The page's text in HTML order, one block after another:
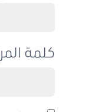
كلمة المرور